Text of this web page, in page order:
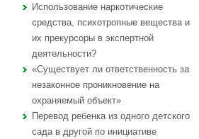
Использование наркотические
средства, психотропные вещества и
их прекурсоры в экспертной
деятельности?
«Существует ли ответственность за
незаконное проникновение на
охраняемый объект»
Перевод ребенка из одного детского
сада в другой по инициативе